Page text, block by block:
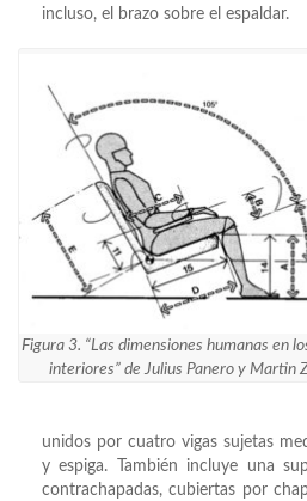
incluso, el brazo sobre el espaldar.
Figura 3. “Las dimensiones humanas en
interiores” de Julius Panero y Martin
unidos por cuatro vigas sujetas
y espiga. También incluye una
contrachapadas, cubiertas por